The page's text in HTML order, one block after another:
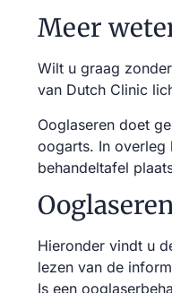
Meer
Wilt u graag
van Dutch Clinic
Ooglaseren doet
oogarts. In overleg
behandeltafel
Hieronder vindt u
lezen van de
Is een